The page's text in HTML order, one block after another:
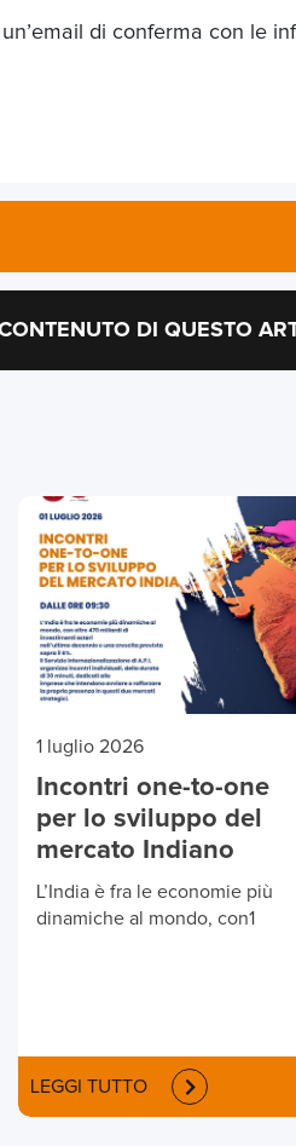
di conferma con le
DI QUESTO
1 luglio 2026
Incontri one-to-one
per lo sviluppo del
mercato Indiano
L’India è fra le economie più
dinamiche al mondo, con1
LEGGI TUTTO